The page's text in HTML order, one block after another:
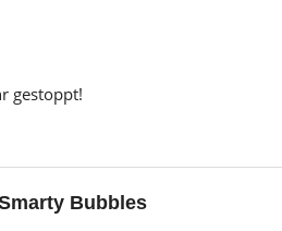
gestoppt!
Bubbles